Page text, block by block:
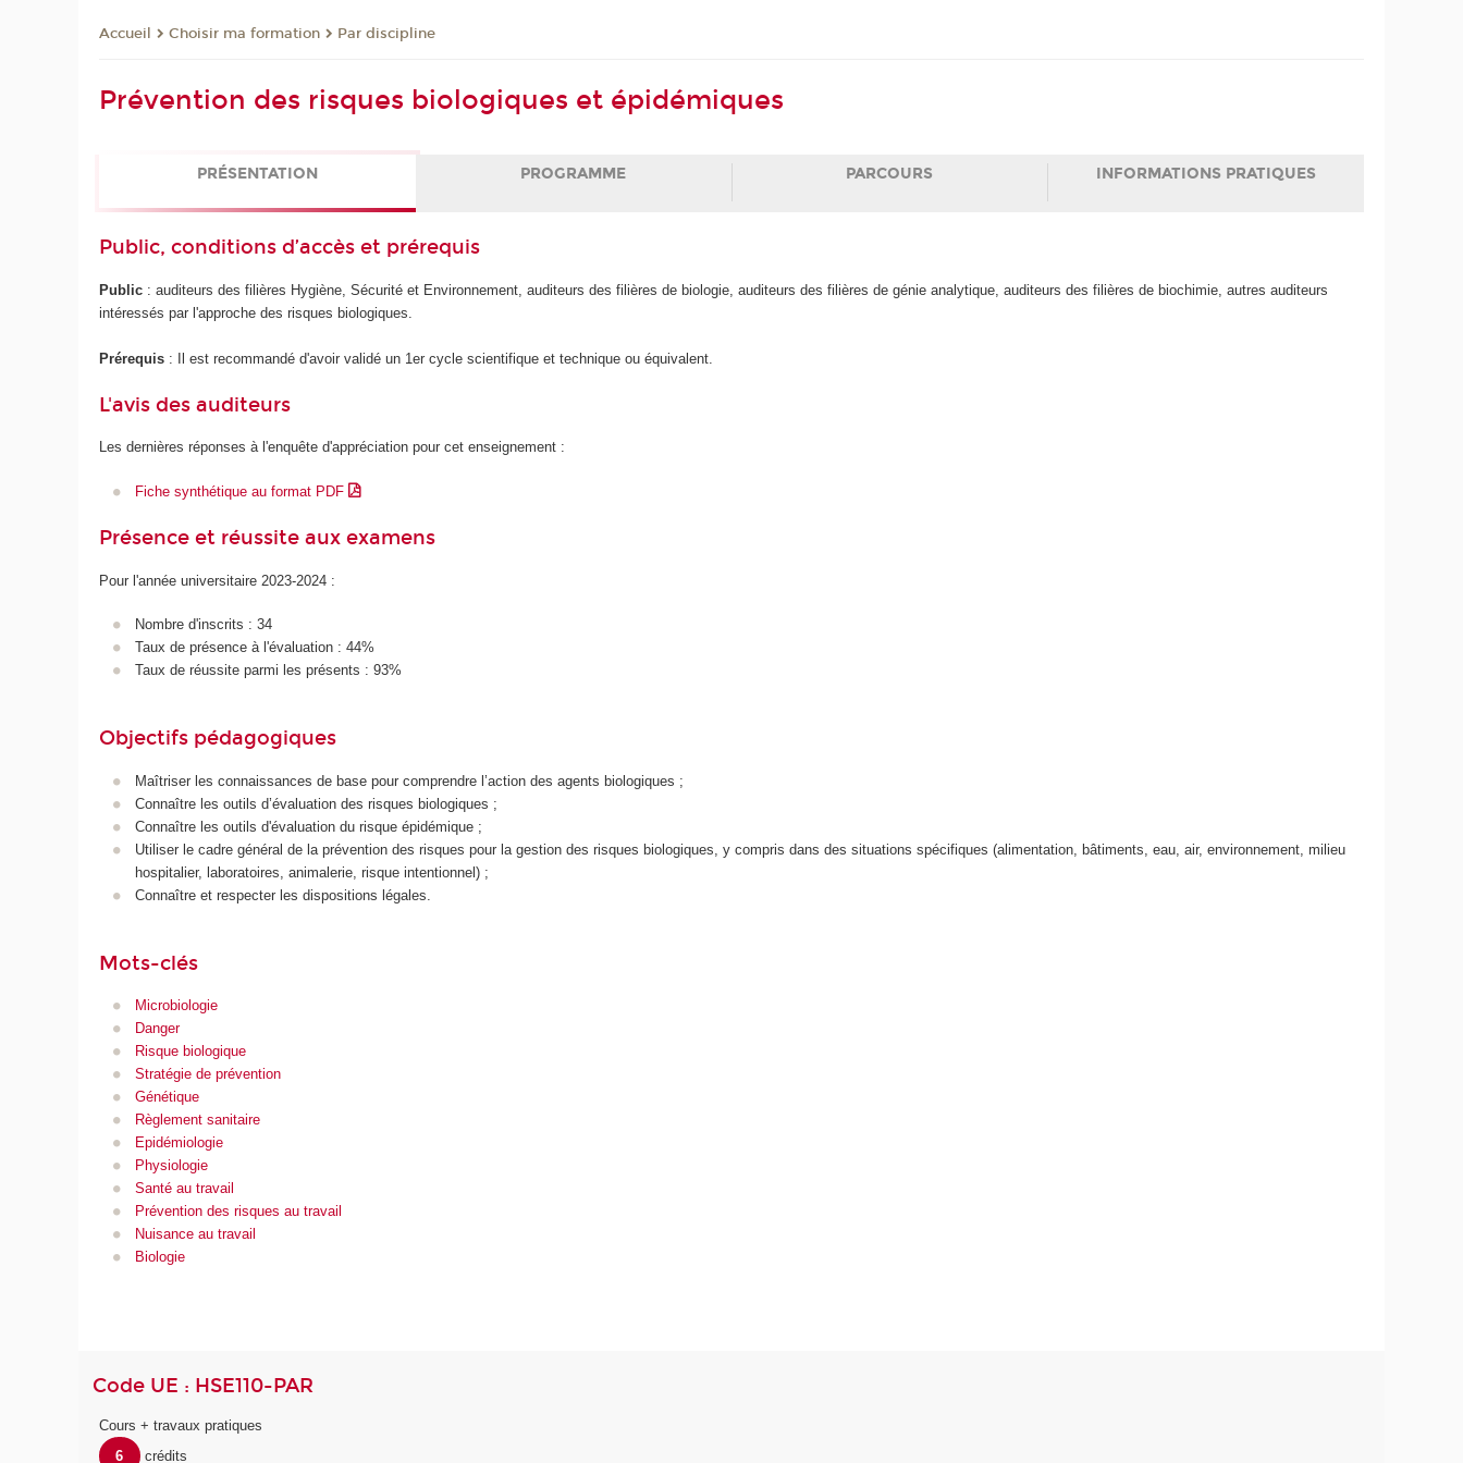
Accueil Choisir ma formation Par discipline
Prévention des risques biologiques et épidémiques
PRÉSENTATION PROGRAMME PARCOURS INFORMATIONS PRATIQUES
Public, conditions d’accès et prérequis
Public : auditeurs des filières Hygiène, Sécurité et Environnement, auditeurs des filières de biologie, auditeurs des filières de génie analytique, auditeurs des filières de biochimie, autres auditeurs
intéressés par l'approche des risques biologiques.
Prérequis : Il est recommandé d'avoir validé un 1er cycle scientifique et technique ou équivalent.
L'avis des auditeurs
Les dernières réponses à l'enquête d'appréciation pour cet enseignement :
Fiche synthétique au format PDF
Présence et réussite aux examens
Pour l'année universitaire 2023-2024 :
Nombre d'inscrits : 34
Taux de présence à l'évaluation : 44%
Taux de réussite parmi les présents : 93%
Objectifs pédagogiques
Maîtriser les connaissances de base pour comprendre l’action des agents biologiques ;
Connaître les outils d’évaluation des risques biologiques ;
Connaître les outils d'évaluation du risque épidémique ;
Utiliser le cadre général de la prévention des risques pour la gestion des risques biologiques, y compris dans des situations spécifiques (alimentation, bâtiments, eau, air, environnement, milieu
hospitalier, laboratoires, animalerie, risque intentionnel) ;
Connaître et respecter les dispositions légales.
Mots-clés
Microbiologie
Danger
Risque biologique
Stratégie de prévention
Génétique
Règlement sanitaire
Epidémiologie
Physiologie
Santé au travail
Prévention des risques au travail
Nuisance au travail
Biologie
Code UE : HSE110-PAR
Cours + travaux pratiques
6
crédits